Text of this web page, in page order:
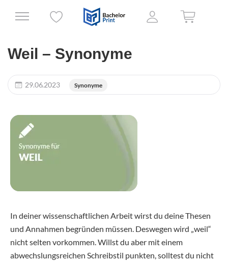
Weil – Synonyme
29.06.2023 Synonyme
In deiner wissenschaftlichen Arbeit wirst du deine Thesen
und Annahmen begründen müssen. Deswegen wird „weil“
nicht selten vorkommen. Willst du aber mit einem
abwechslungsreichen Schreibstil punkten, solltest du nicht